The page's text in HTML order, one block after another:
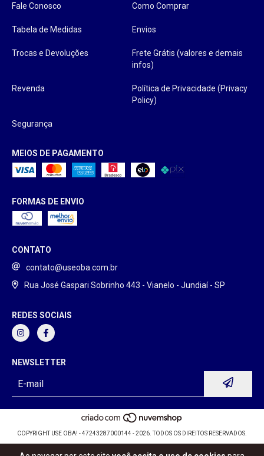
Fale Conosco Como Comprar
Tabela de Medidas Envios
Trocas e Devoluções
Frete Grátis (valores e demais
infos)
Revenda
Política de Privacidade (Privacy
Policy)
Segurança
MEIOS DE PAGAMENTO
FORMAS DE ENVIO
CONTATO
contato@useoba.com.br
Rua José Gaspari Sobrinho 443 - Vianelo - Jundiaí - SP
REDES SOCIAIS
NEWSLETTER
COPYRIGHT USE OBA! - 47243287000144 - 2026. TODOS OS DIREITOS RESERVADOS.